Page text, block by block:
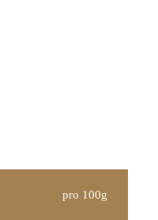
pro 100g